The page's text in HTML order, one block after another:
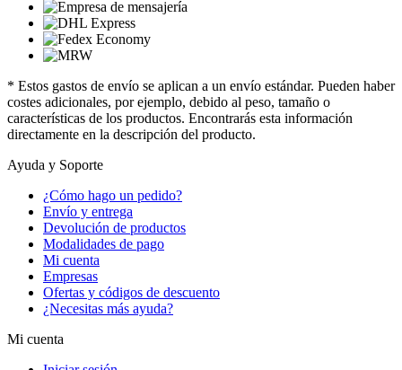
* Estos gastos de envío se aplican a un envío estándar. Pueden haber
costes adicionales, por ejemplo, debido al peso, tamaño o
características de los productos. Encontrarás esta información
directamente en la descripción del producto.
Ayuda y Soporte
¿Cómo hago un pedido?
Envío y entrega
Devolución de productos
Modalidades de pago
Mi cuenta
Empresas
Ofertas y códigos de descuento
¿Necesitas más ayuda?
Mi cuenta